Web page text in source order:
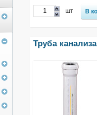
шт
Труба